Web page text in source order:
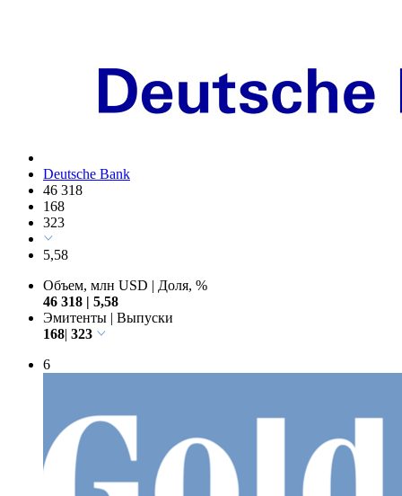
Deutsche Bank
46 318
168
323
5,58
Объем, млн USD
Доля, %
46 318
5,58
Эмитенты
Выпуски
168 323
6